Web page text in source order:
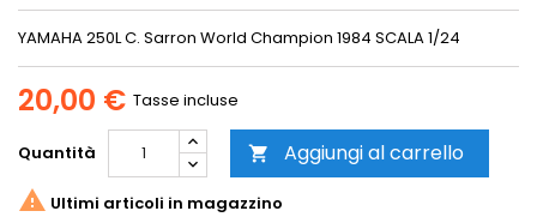
YAMAHA 250L C. Sarron World Champion 1984 SCALA 1/24
20,00 € Tasse incluse
Quantità  Aggiungi al carrello
 Ultimi articoli in magazzino